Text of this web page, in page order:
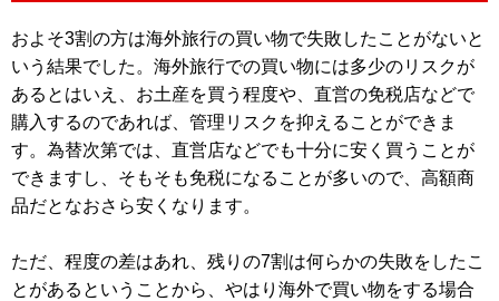
およそ3割の方は海外旅行の買い物で失敗したことがないと
いう結果でした。海外旅行での買い物には多少のリスクが
あるとはいえ、お土産を買う程度や、直営の免税店などで
購入するのであれば、管理リスクを抑えることができま
す。為替次第では、直営店などでも十分に安く買うことが
できますし、そもそも免税になることが多いので、高額商
品だとなおさら安くなります。
ただ、程度の差はあれ、残りの7割は何らかの失敗をしたこ
とがあるということから、やはり海外で買い物をする場合